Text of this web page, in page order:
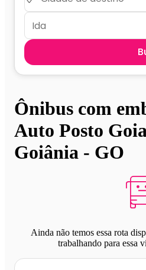
Ônibus com
Auto Posto
Goiânia - GO
Ainda não temos essa rota
trabalhando para essa